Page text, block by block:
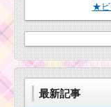
★ビ
最新記事